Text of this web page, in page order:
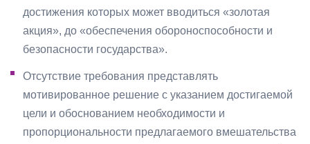
достижения которых может вводиться «золотая
акция», до «обеспечения обороноспособности и
безопасности государства».
Отсутствие требования представлять
мотивированное решение с указанием достигаемой
цели и обоснованием необходимости и
пропорциональности предлагаемого вмешательства